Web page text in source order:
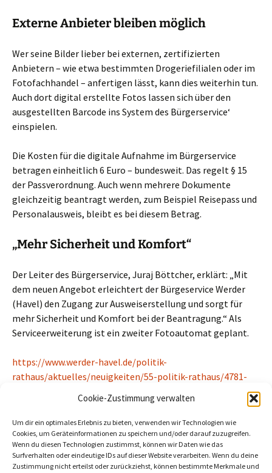
Cookie-Zustimmung verwalten
Um dir ein optimales Erlebnis zu bieten, verwenden wir Technologien wie
Cookies, um Geräteinformationen zu speichern und/oder darauf zuzugreifen.
Wenn du diesen Technologien zustimmst, können wir Daten wie das
Surfverhalten oder eindeutige IDs auf dieser Website verarbeiten. Wenn du deine
Zustimmung nicht erteilst oder zurückziehst, können bestimmte Merkmale und
Externe Anbieter bleiben möglich
Wer seine Bilder lieber bei externen, zertifizierten
Anbietern – wie etwa bestimmten Drogeriefilialen oder im
Fotofachhandel – anfertigen lässt, kann dies weiterhin tun.
Auch dort digital erstellte Fotos lassen sich über den
ausgestellten Barcode ins System des Bürgerservice‘
einspielen.
Die Kosten für die digitale Aufnahme im Bürgerservice
betragen einheitlich 6 Euro – bundesweit. Das regelt § 15
der Passverordnung. Auch wenn mehrere Dokumente
gleichzeitig beantragt werden, zum Beispiel Reisepass und
Personalausweis, bleibt es bei diesem Betrag.
„Mehr Sicherheit und Komfort“
Der Leiter des Bürgerservice, Juraj Böttcher, erklärt: „Mit
dem neuen Angebot erleichtert der Bürgeservice Werder
(Havel) den Zugang zur Ausweiserstellung und sorgt für
mehr Sicherheit und Komfort bei der Beantragung.“ Als
Serviceerweiterung ist ein zweiter Fotoautomat geplant.
https://www.werder-havel.de/politik-
rathaus/aktuelles/neuigkeiten/55-politik-rathaus/4781-
seit-1-juli-digitale-fotos-im-bürgerservice-möglich.html
Beitragszähler (seit 02/03/2026, ohne Bots, Inkognito-Leser und
Cookie-Ablehner):29